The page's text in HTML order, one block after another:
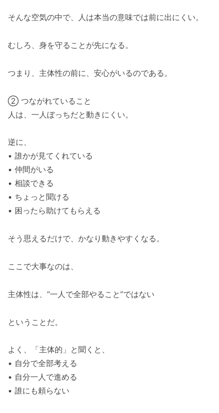
そんな空気の中で、人は本当の意味では前に出にくい。
むしろ、身を守ることが先になる。
つまり、主体性の前に、安心がいるのである。
② つながれていること
人は、一人ぼっちだと動きにくい。
逆に、
• 誰かが見てくれている
• 仲間がいる
• 相談できる
• ちょっと聞ける
• 困ったら助けてもらえる
そう思えるだけで、かなり動きやすくなる。
ここで大事なのは、
主体性は、“一人で全部やること”ではない
ということだ。
よく、「主体的」と聞くと、
• 自分で全部考える
• 自分一人で進める
• 誰にも頼らない